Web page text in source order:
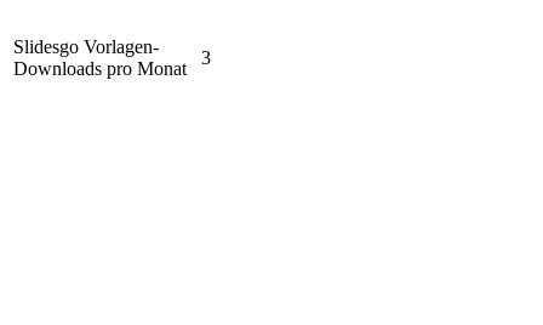
Slidesgo Vorlagen-
Downloads pro Monat
3